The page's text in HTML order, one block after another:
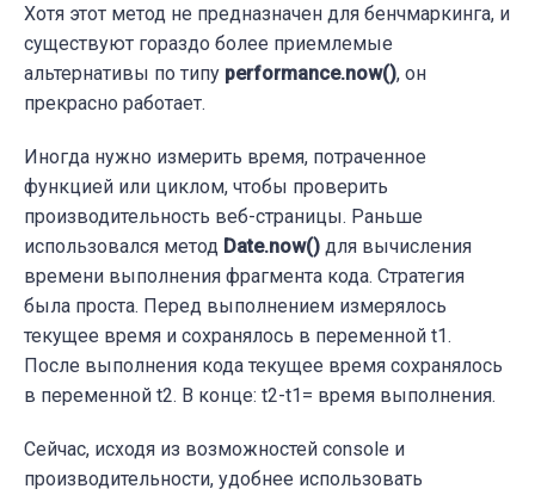
Хотя этот метод не предназначен для бенчмаркинга, и
существуют гораздо более приемлемые
альтернативы по типу performance.now(), он
прекрасно работает.
Иногда нужно измерить время, потраченное
функцией или циклом, чтобы проверить
производительность веб-страницы. Раньше
использовался метод Date.now() для вычисления
времени выполнения фрагмента кода. Стратегия
была проста. Перед выполнением измерялось
текущее время и сохранялось в переменной t1.
После выполнения кода текущее время сохранялось
в переменной t2. В конце: t2-t1= время выполнения.
Сейчас, исходя из возможностей console и
производительности, удобнее использовать